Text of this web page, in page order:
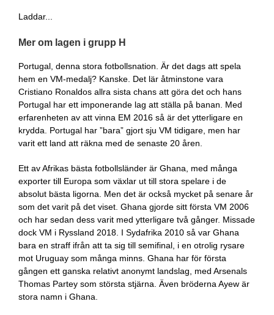
Laddar...
Mer om lagen i grupp H
Portugal, denna stora fotbollsnation. Är det dags att spela
hem en VM-medalj? Kanske. Det lär åtminstone vara
Cristiano Ronaldos allra sista chans att göra det och hans
Portugal har ett imponerande lag att ställa på banan. Med
erfarenheten av att vinna EM 2016 så är det ytterligare en
krydda. Portugal har ”bara” gjort sju VM tidigare, men har
varit ett land att räkna med de senaste 20 åren.
Ett av Afrikas bästa fotbollsländer är Ghana, med många
exporter till Europa som växlar ut till stora spelare i de
absolut bästa ligorna. Men det är också mycket på senare år
som det varit på det viset. Ghana gjorde sitt första VM 2006
och har sedan dess varit med ytterligare två gånger. Missade
dock VM i Ryssland 2018. I Sydafrika 2010 så var Ghana
bara en straff ifrån att ta sig till semifinal, i en otrolig rysare
mot Uruguay som många minns. Ghana har för första
gången ett ganska relativt anonymt landslag, med Arsenals
Thomas Partey som största stjärna. Även bröderna Ayew är
stora namn i Ghana.